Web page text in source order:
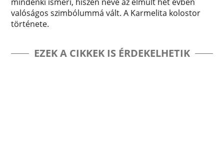
valóságos szimbólummá vált. A Karmelita kolostor
története.
EZEK A CIKKEK IS ÉRDEKELHETIK